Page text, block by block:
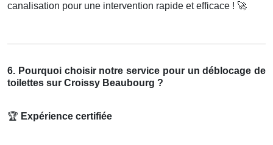
canalisation pour une intervention rapide et efficace ! 🚀
6. Pourquoi choisir notre service pour un déblocage de
toilettes sur Croissy Beaubourg ?
🏆 Expérience certifiée